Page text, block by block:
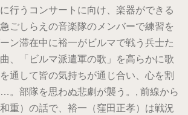
行うコンサートに向け、楽器ができる
ごしらえの音楽隊のメンバーで練習を
ン滞在中に裕一がビルマで戦う兵士た
、「ビルマ派遣軍の歌」を高らかに歌
通して皆の気持ちが通じ合い、心を割
。部隊を思わぬ悲劇が襲う。, 前線から
重）の話で、裕一（窪田正孝）は戦況